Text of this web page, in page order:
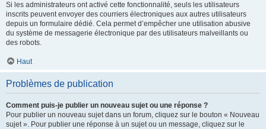
Si les administrateurs ont activé cette fonctionnalité, seuls les utilisateurs
inscrits peuvent envoyer des courriers électroniques aux autres utilisateurs
depuis un formulaire dédié. Cela permet d’empêcher une utilisation abusive
du système de messagerie électronique par des utilisateurs malveillants ou
des robots.
Haut
Problèmes de publication
Comment puis-je publier un nouveau sujet ou une réponse ?
Pour publier un nouveau sujet dans un forum, cliquez sur le bouton « Nouveau
sujet ». Pour publier une réponse à un sujet ou un message, cliquez sur le